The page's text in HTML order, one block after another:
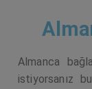
Almanca
istiyorsanız